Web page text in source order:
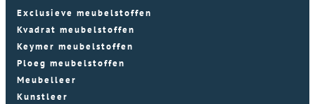
Exclusieve meubelstoffen
Kvadrat meubelstoffen
Keymer meubelstoffen
Ploeg meubelstoffen
Meubelleer
Kunstleer